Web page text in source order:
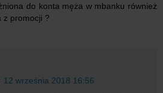
do konta męża w mbanku również
z promocji ?
12 września 2018 16:56